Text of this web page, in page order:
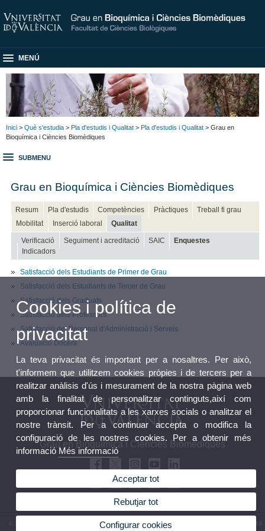
MENÚ
Inici > Què s'estudia > Pla d'estudis i Qualitat > Pla d'estudis i Qualitat > Grau en
Bioquímica i Ciències Biomèdiques
SUBMENU
Grau en Bioquímica i Ciències Biomèdiques
Resum Pla d'estudis Competències Pràctiques
Treball fi grau
Mobilitat
Inserció laboral Qualitat
Verificació Seguiment i acreditació SAIC
Enquestes
Indicadors
Satisfacció dels Estudiants de Primer de Grau
Satisfacció dels Estudiants de Tercer de Grau
Satisfacció dels Graduats
Satisfacció dels Professors
Satisfacció del Personal d'Administració i Serveis
Avaluació Docent
Grau en Bioquímica i Ciències Biomèdiques
© 2026 UV. - Av. Vicent Andrés Estellés, 19, 46100 Burjassot. Espanya. Tel. (+34) 96 354 43
Cookies i política de
privacitat
La teva privacitat és important per a nosaltres. Per això,
t'informem que utilitzem cookies pròpies i de tercers per a
realitzar anàlisis d'ús i mesurament de la nostra pàgina web
amb la finalitat de personalitzar continguts,així com
proporcionar funcionalitats a les xarxes socials o analitzar el
nostre trànsit. Per a continuar accepta o modifica la
configuració de les nostres cookies. Per a obtenir més
informacióMés informació
Acceptar tot
Rebutjar tot
Configurar cookies